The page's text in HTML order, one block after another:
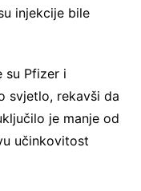
injekcije bile
su Pfizer i
svjetlo, rekavši da
je manje od
učinkovitost